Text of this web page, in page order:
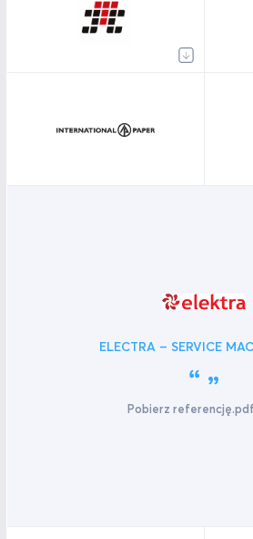
ELECTRA – SERVICE
Pobierz